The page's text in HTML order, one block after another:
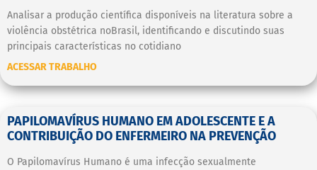
Analisar a produção científica disponíveis na literatura sobre a
violência obstétrica noBrasil, identificando e discutindo suas
principais características no cotidiano
ACESSAR TRABALHO
PAPILOMAVÍRUS HUMANO EM ADOLESCENTE E A
CONTRIBUIÇÃO DO ENFERMEIRO NA PREVENÇÃO
O Papilomavírus Humano é uma infecção sexualmente